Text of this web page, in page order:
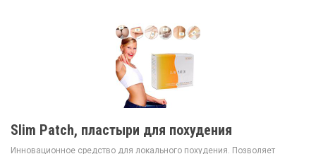
Slim Patch, пластыри для похудения
Инновационное средство для локального похудения. Позволяет